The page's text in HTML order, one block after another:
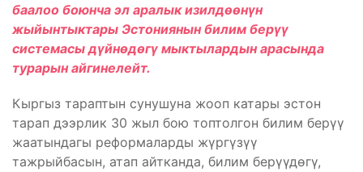
баалоо боюнча эл аралык изилдөөнүн
жыйынтыктары Эстониянын билим берүү
системасы дүйнөдөгү мыктылардын арасында
турарын айгинелейт.
Кыргыз тараптын сунушуна жооп катары эстон
тарап дээрлик 30 жыл бою топтолгон билим берүү
жаатындагы реформаларды жүргүзүү
тажрыйбасын, атап айтканда, билим берүүдөгү,